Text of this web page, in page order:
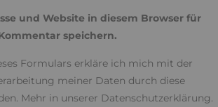
und Website in diesem Browser für
speichern.
Formulars erkläre ich mich mit der
meiner Daten durch diese
Mehr in unserer Datenschutzerklärung